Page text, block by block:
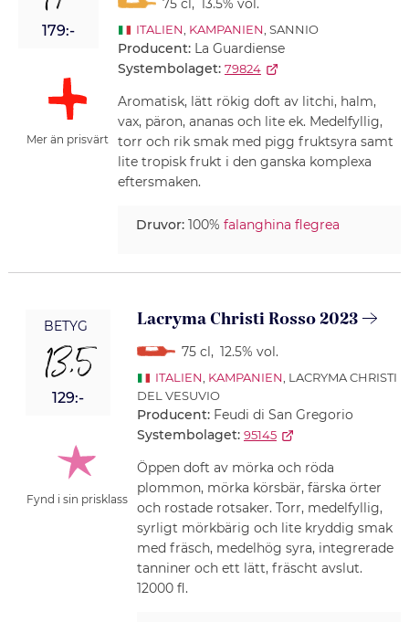
179:-
Mer än prisvärt
75 cl , 13.5% vol.
ITALIEN, KAMPANIEN, SANNIO
Producent: La Guardiense
Systembolaget: 79824
Aromatisk, lätt rökig doft av litchi, halm,
vax, päron, ananas och lite ek. Medelfyllig,
torr och rik smak med pigg fruktsyra samt
lite tropisk frukt i den ganska komplexa
eftersmaken.
Druvor:100% falanghina flegrea
BETYG
13,5
129:-
Fynd i sin prisklass
Lacryma Christi Rosso 2023
75 cl , 12.5% vol.
ITALIEN, KAMPANIEN, LACRYMA CHRISTI
DEL VESUVIO
Producent: Feudi di San Gregorio
Systembolaget: 95145
Öppen doft av mörka och röda
plommon, mörka körsbär, färska örter
och rostade rotsaker. Torr, medelfyllig,
syrligt mörkbärig och lite kryddig smak
med fräsch, medelhög syra, integrerade
tanniner och ett lätt, fräscht avslut.
12000 fl.